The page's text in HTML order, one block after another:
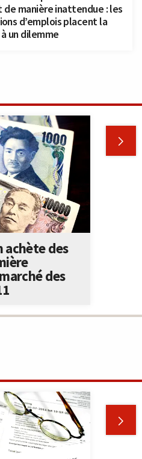
de manière inattendue : les
d’emplois placent la
un dilemme

achète des
des
